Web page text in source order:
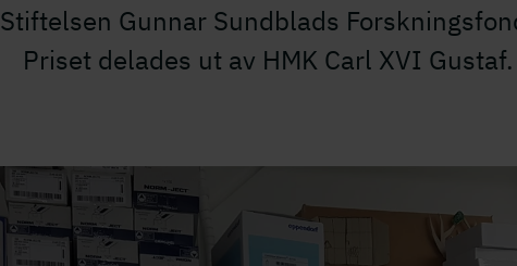
Stiftelsen Gunnar Sundblads
Priset delades ut av HMK Carl XVI Gustaf.